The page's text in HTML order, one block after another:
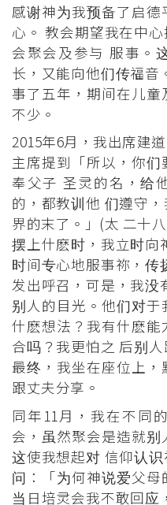
感谢神为我预备了启
心。 教会期望我在中
会聚会及参与 服事。
长，又能向他们传福音
事了五年，期间在儿童
不少。
2015年6月，我出席建
主席提到「所以，你们
奉父子 圣灵的名，给
的，都教训他 们遵守
界的末了。」(太 二十
摆上什麽时，我立时向
时间专心地服事祢，传
发出呼召，可是，我没
别人的目光。他们对
什麽想法？我有什麽
合吗？我更怕之 后别
最终，我坐在座位上
跟丈夫分享。
同年11月，我在不同
会，虽然聚会是造就别
这使我想起对 信仰认
问：「为何神说爱父母
当日培灵会我不敢回应